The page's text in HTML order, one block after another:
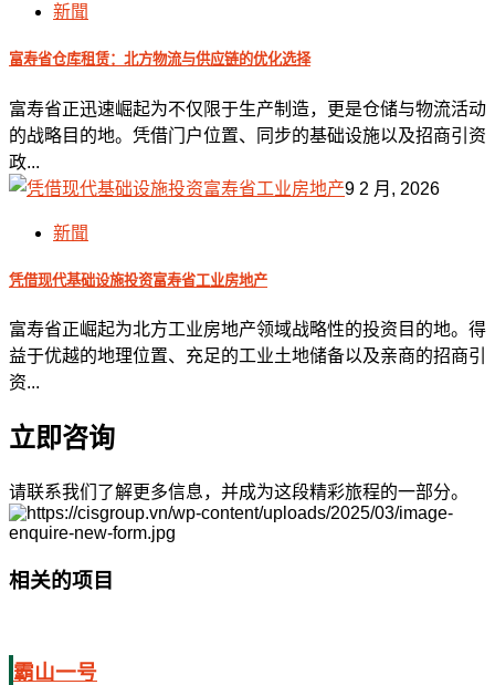
新聞
富寿省仓库租赁：北方物流与供应链的优化选择
富寿省正迅速崛起为不仅限于生产制造，更是仓储与物流活动
的战略目的地。凭借门户位置、同步的基础设施以及招商引资
政...
9 2 月, 2026
新聞
凭借现代基础设施投资富寿省工业房地产
富寿省正崛起为北方工业房地产领域战略性的投资目的地。得
益于优越的地理位置、充足的工业土地储备以及亲商的招商引
资...
立即咨询
请联系我们了解更多信息，并成为这段精彩旅程的一部分。
相关的项目
霸山一号